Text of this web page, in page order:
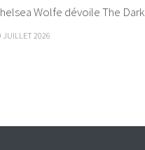
Wolfe dévoile The Dark
JUILLET 2026